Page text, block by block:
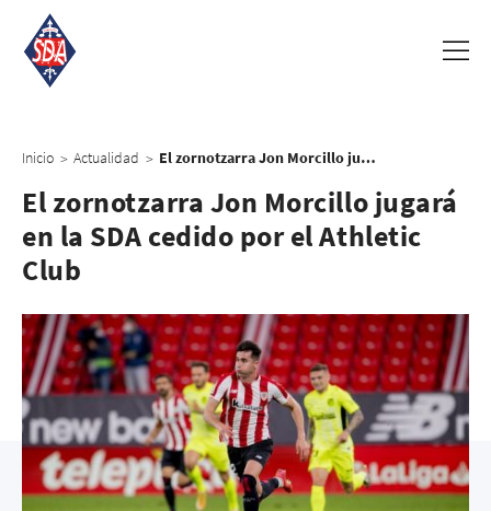
Inicio > Actualidad > El zornotzarra Jon Morcillo jugará en la SDA cedido por el Athletic Club
El zornotzarra Jon Morcillo jugará
en la SDA cedido por el Athletic
Club